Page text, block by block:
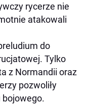
rycerze nie
atakowali
do
Tylko
z Normandii oraz
pozwoliły
bojowego.